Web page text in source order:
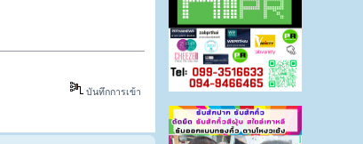
บันทึกการเข้า